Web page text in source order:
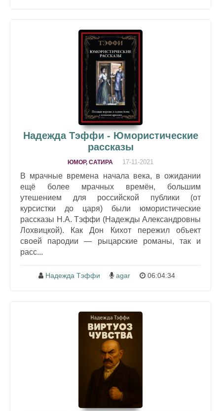
Надежда Тэффи - Юмористические
рассказы
ЮМОР, САТИРА 17-11-2021
В мрачные времена начала века, в ожидании
ещё более мрачных времён, большим
утешением для российской публики (от
курсистки до царя) были юмористические
рассказы Н.А. Тэффи (Надежды Александровны
Лохвицкой). Как Дон Кихот пережил объект
своей пародии — рыцарские романы, так и
расс...
Надежда Тэффи agar 06:04:34